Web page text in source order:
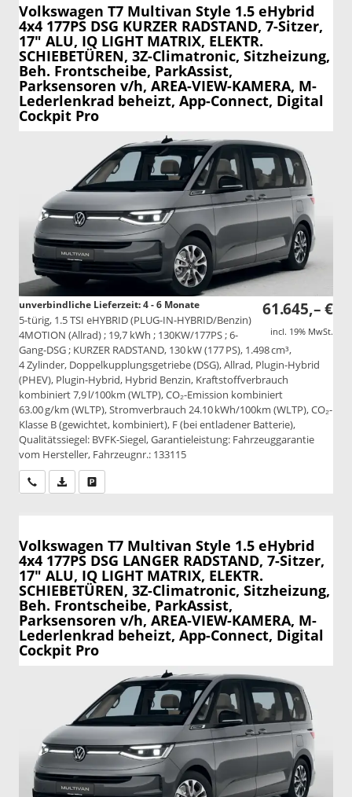
Volkswagen T7 Multivan Style 1.5 eHybrid
4x4 177PS DSG KURZER RADSTAND, 7-Sitzer,
17" ALU, IQ LIGHT MATRIX, ELEKTR.
SCHIEBETÜREN, 3Z-Climatronic, Sitzheizung,
Beh. Frontscheibe, ParkAssist,
Parksensoren v/h, AREA-VIEW-KAMERA, M-
Lederlenkrad beheizt, App-Connect, Digital
Cockpit Pro
61.645,– €
incl. 19% MwSt.
unverbindliche Lieferzeit: 4 - 6 Monate
5-türig, 1.5 TSI eHYBRID (PLUG-IN-HYBRID/Benzin)
4MOTION (Allrad) ; 19,7 kWh ; 130KW/177PS ; 6-
Gang-DSG ; KURZER RADSTAND, 130 kW (177 PS), 1.498 cm³,
4 Zylinder, Doppelkupplungsgetriebe (DSG), Allrad, Plugin-Hybrid
(PHEV), Plugin-Hybrid, Hybrid Benzin, Kraftstoffverbrauch
kombiniert 7,9 l/100km (WLTP), CO₂-Emission kombiniert
63.00 g/km (WLTP), Stromverbrauch 24.10 kWh/100km (WLTP), CO₂-
Klasse B (gewichtet, kombiniert), F (bei entladener Batterie),
Qualitätssiegel: BVFK-Siegel, Garantieleistung: Fahrzeuggarantie
vom Hersteller, Fahrzeugnr.: 133115
Wir rufen Sie anPDF-Datei, Fahrzeugexposé drucken
Volkswagen T7 Multivan Style 1.5 eHybrid
4x4 177PS DSG LANGER RADSTAND, 7-Sitzer,
17" ALU, IQ LIGHT MATRIX, ELEKTR.
SCHIEBETÜREN, 3Z-Climatronic, Sitzheizung,
Beh. Frontscheibe, ParkAssist,
Parksensoren v/h, AREA-VIEW-KAMERA, M-
Lederlenkrad beheizt, App-Connect, Digital
Cockpit Pro